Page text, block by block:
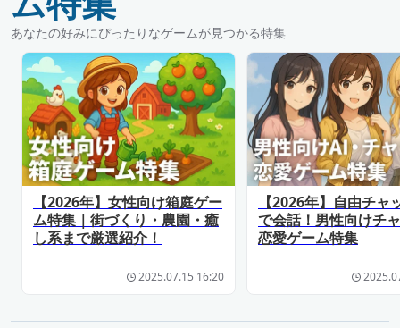
あなたの好みにぴったりなゲームが見つかる特集
【2026年】女性向け箱庭ゲー
ム特集｜街づくり・農園・癒
し系まで厳選紹介！
2025.07.15 16:20
【2026年】自由チャ
で会話！男性向けチ
恋愛ゲーム特集